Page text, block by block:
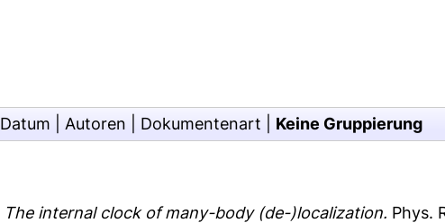
Datum Autoren Dokumentenart Keine Gruppierung
The internal clock of many-body (de-)localization. Phys.